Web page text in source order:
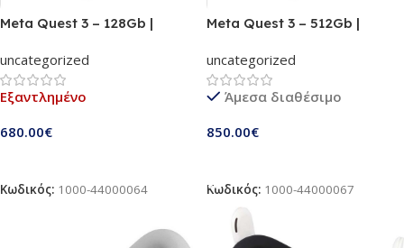
Meta Quest 3 – 128Gb |
πραγματικότητα | Iσχυρή
τεχνολογία | Asgarth’s Wrath 2
Bundle | 899-00582-01
uncategorized
Εξαντλημένο
680.00€
Κωδικός: 1000-44000064
Meta Quest 3 – 512Gb |
πραγματικότητα | Iσχυρή
τεχνολογία | Asgarth’s Wrath 2
Bundle και Meta Quest+
uncategorized
Άμεσα διαθέσιμο
850.00€
Κωδικός: 1000-44000067